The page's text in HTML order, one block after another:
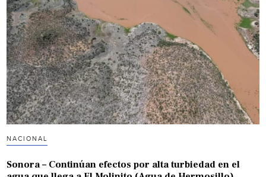
NACIONAL
Sonora – Continúan efectos por alta turbiedad en el